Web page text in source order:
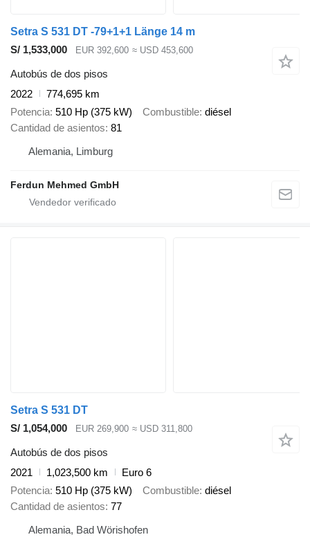
Setra S 531 DT -79+1+1 Länge 14 m
S/ 1,533,000
EUR 392,600 ≈ USD 453,600
Autobús de dos pisos
2022
774,695 km
Potencia 510 Hp (375 kW) Combustible diésel
Cantidad de asientos 81
Alemania, Limburg
Ferdun Mehmed GmbH
Setra S 531 DT
S/ 1,054,000
EUR 269,900 ≈ USD 311,800
Autobús de dos pisos
2021
1,023,500 km
Euro 6
Potencia 510 Hp (375 kW) Combustible diésel
Cantidad de asientos 77
Alemania, Bad Wörishofen